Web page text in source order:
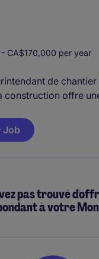
CA$170,000 per year
de
construction offre
clé dans la
le terrain afin de
Job
pas trouvé
à votre